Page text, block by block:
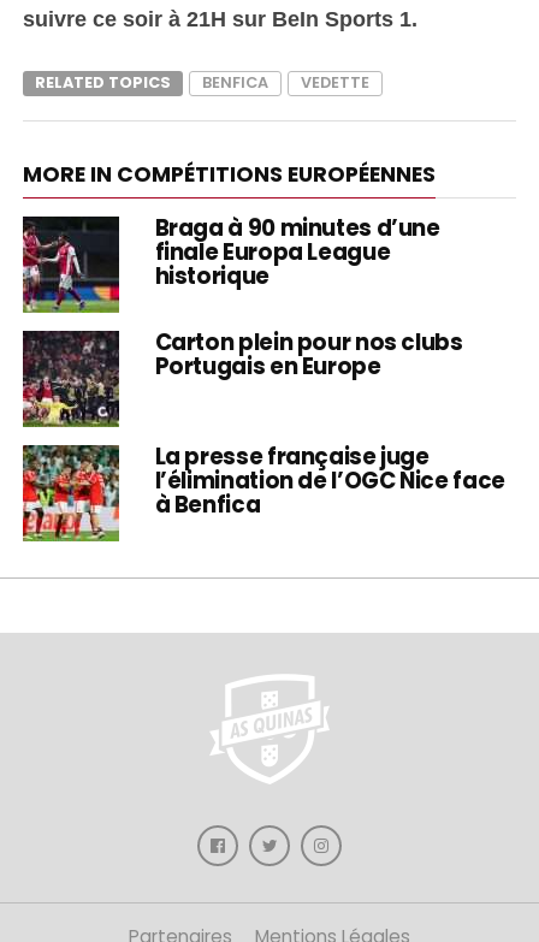
suivre ce soir à 21H sur BeIn Sports 1.
RELATED TOPICS BENFICA VEDETTE
MORE IN COMPÉTITIONS EUROPÉENNES
Braga à 90 minutes d’une
finale Europa League
historique
Carton plein pour nos clubs
Portugais en Europe
La presse française juge
l’élimination de l’OGC Nice face
à Benfica
Partenaires Mentions Légales